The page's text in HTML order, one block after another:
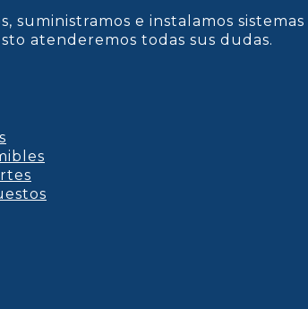
suministramos e instalamos
atenderemos todas sus dudas.